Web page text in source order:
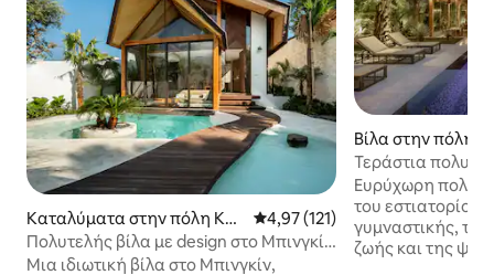
Καταλύματα στην πόλη Kec
amatan Kuta Selatan
Μέση βαθμολογία: 4,97 στα 5,
4,97 (121)
Πολυτελής βίλα με design στο Μπινγκίν
| Ιδιωτική πισίνα
Μια ιδιωτική βίλα στο Μπινγκίν,
Βίλα στην πόλη
Τεράστια
με 2 παραλίες
Ευρύχωρη
του
γυμναστικής,
ζωής και της